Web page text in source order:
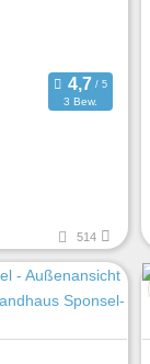
3 Bew.
514